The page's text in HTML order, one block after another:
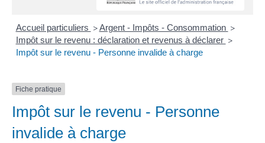
Accueil particuliers > Argent - Impôts - Consommation >
Impôt sur le revenu : déclaration et revenus à déclarer >
Impôt sur le revenu - Personne invalide à charge
Fiche pratique
Impôt sur le revenu - Personne
invalide à charge